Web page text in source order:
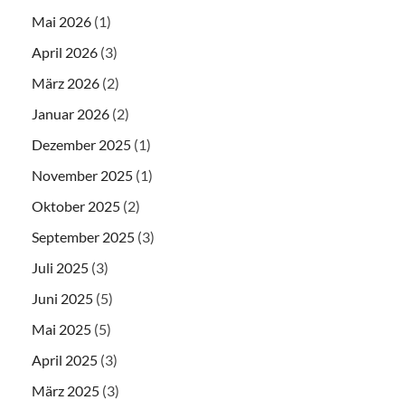
Mai 2026 (1)
April 2026 (3)
März 2026 (2)
Januar 2026 (2)
Dezember 2025 (1)
November 2025 (1)
Oktober 2025 (2)
September 2025 (3)
Juli 2025 (3)
Juni 2025 (5)
Mai 2025 (5)
April 2025 (3)
März 2025 (3)